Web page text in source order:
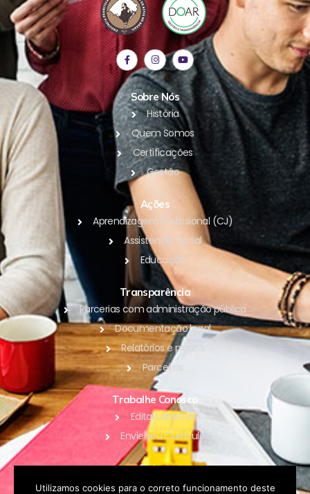
Sobre Nós
História
Quem Somos
Certificações
Gestão
Ações
Aprendizagem Profissional (CJ)
Assistência Social
Educação
Transparência
Parcerias com administração pública
Documentação legal
Relatórios e planos
Parceiros
Trabalhe Conosco
Editais Abertos
Envie seu Currículo
Outros
Blog
Utilizamos cookies para o correto funcionamento deste